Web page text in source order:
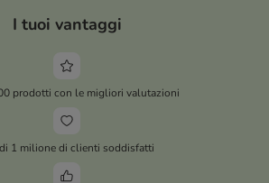
I tuoi vantaggi
prodotti con le migliori valutazioni
1 milione di clienti soddisfatti